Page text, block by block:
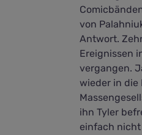
von
Antwort.
Ereignissen
vergangen.
wieder in die
ihn Tyler
einfach